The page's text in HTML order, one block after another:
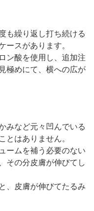
も繰り返し打ち続ける
ースがあります。
ン酸を使用し、追加注
極めにて、横への広が
みなど元々凹んでいる
とはありません。
ームを補う必要のない
その分皮膚が伸びてし
、皮膚が伸びてたるみ